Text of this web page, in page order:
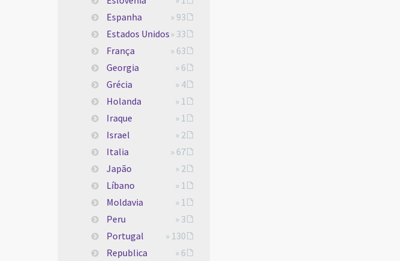
Espanha
» 93
Estados Unidos» 33
França
» 63
Georgia
» 6
Grécia
» 4
Holanda
» 1
Iraque
» 1
Israel
» 2
Italia
» 67
Japão
» 2
Líbano
» 1
Moldavia
» 1
Peru
» 3
Portugal
» 130
Republica
» 6